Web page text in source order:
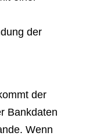
der
der
Bankdaten
Wenn